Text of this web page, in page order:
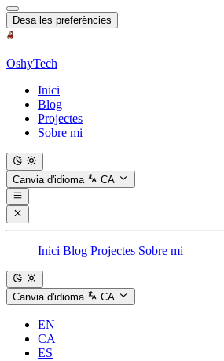
Desa les preferències
OshyTech
Inici
Blog
Projectes
Sobre mi
Canvia d'idioma CA
Inici Blog Projectes Sobre mi
Canvia d'idioma CA
EN
CA
ES